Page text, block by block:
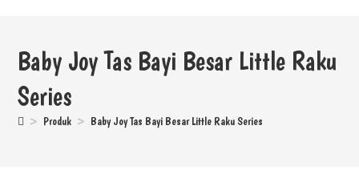
Baby Joy Tas Bayi Besar Little Raku
Series
> Produk > Baby Joy Tas Bayi Besar Little Raku Series